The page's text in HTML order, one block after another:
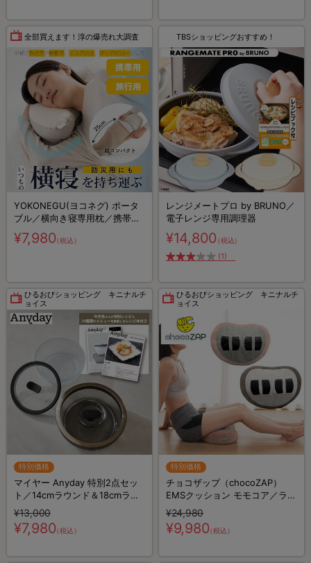
全部買えます！淳の爆売れ大調査
YOKONEGU(ヨコネグ) ポータ
ブル／横向き寝専用枕／携帯用
／旅行用
¥7,980（税込）
TBSショッピングおすすめ！
レンジメートプロ by BRUNO／
電子レンジ専用調理器
¥14,800（税込）
(1)
ひるおびショッピング キニナルチ
ョイス
特別価格
マイヤー Anyday 特別2点セッ
ト／14cmラウンド＆18cmラウ
ンドセット／エニデイブラック
／電子レンジ調理器具
¥13,000
¥7,980（税込）
ひるおびショッピング キニナルチ
ョイス
特別価格
チョコザップ（chocoZAP）
EMSクッション モモコア／ライ
ザップトレーナー監修
¥24,980
¥9,980（税込）